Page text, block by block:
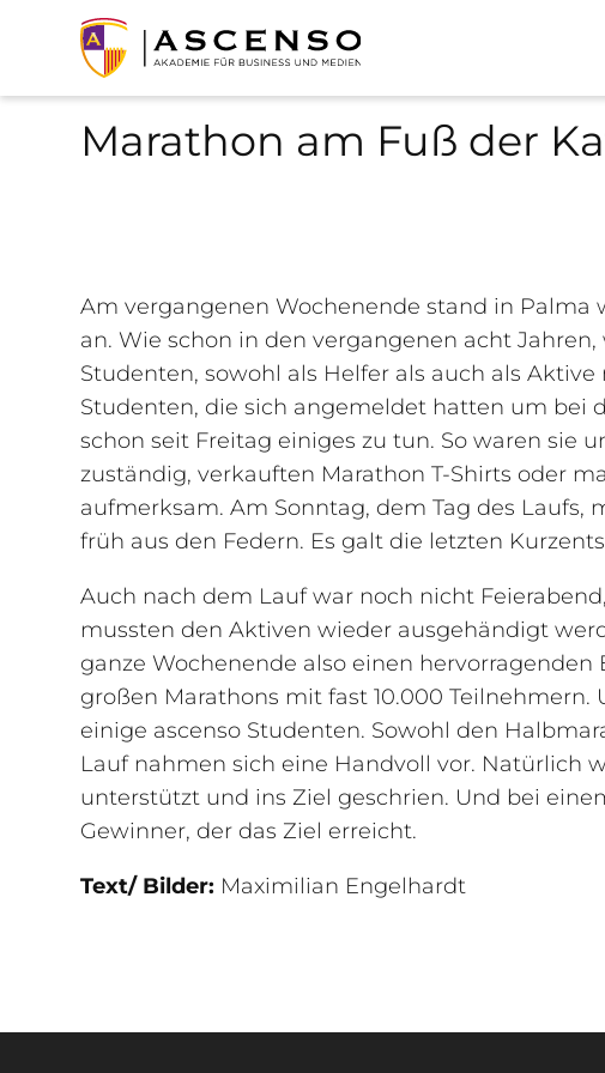
Marathon am Fuß der
Am vergangenen Wochenende stand in Palma
an. Wie schon in den vergangenen acht
Studenten, sowohl als Helfer als auch als
Studenten, die sich angemeldet hatten um bei
schon seit Freitag einiges zu tun. So waren sie
zuständig, verkauften Marathon T-Shirts oder
aufmerksam. Am Sonntag, dem Tag des Laufs,
früh aus den Federn. Es galt die letzten
Auch nach dem Lauf war noch nicht
mussten den Aktiven wieder ausgehändigt
ganze Wochenende also einen
großen Marathons mit fast 10.000 Teilnehmern.
einige ascenso Studenten. Sowohl den
Lauf nahmen sich eine Handvoll vor. Natürlich
unterstützt und ins Ziel geschrien. Und bei
Gewinner, der das Ziel erreicht.
Text/ Bilder: Maximilian Engelhardt